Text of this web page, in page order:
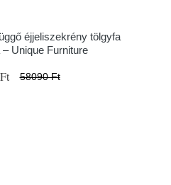
éjjeliszekrény tölgyfa
Unique Furniture
58090 Ft